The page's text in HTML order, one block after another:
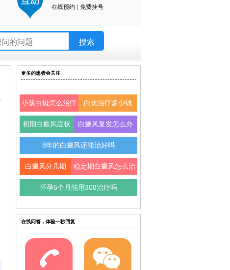
在线预约
免费挂号
更多的患者会关注
小孩白斑怎么治疗 白斑治疗多少钱
初期白癜风症状 白癜风复发怎么办
8年的白癜风还能治好吗
白癜风分几期 稳定期白癜风怎么治
怀孕5个月能用308治疗吗
在线问答，体验一秒回复